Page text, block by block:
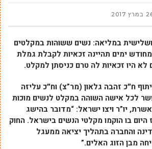
2017
במליאה: נשים ששוהות במקלטים
ימים תהיינה זכאיות לקבלת גמלת
היו זכאיות לה טרם כניסתן למקלט.
ח״כ זהבה גלאון (מר”צ) וח״כ עליזה
לכל אישה השוהה במקלט לנשים מוכות
יו”ר ויצו ישראל: “מדובר בהישג
בו הוקמו מקלטי הנשים בישראל. החוק
והחברה בתהליך יציאה ממעגל
מבן הזוג האלים.”